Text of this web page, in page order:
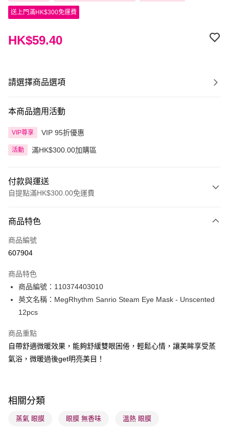
送上門滿HK$300免運費
HK$59.40
請選擇商品選項
本商品適用活動
VIP尊享 VIP 95折優惠
活動 滿HK$300.00加購區
付款與運送
自提點滿HK$300.00免運費
信用卡
Apple Pay
PayMe
WeChat Pay
送貨方式
順豐自助櫃 - 確認發貨後1-3個工作天送達
順豐站及營業點 - 確認發貨後1-3個工作天送達
商品特色
商品編號
607904
商品特色
商品編號：110374403010
英文名稱：MegRhythm Sanrio Steam Eye Mask - Unscented
12pcs
商品重點
自帶舒適微暖效果，能夠舒緩雙眼困倦，輕鬆心情，讓美眸享受蒸
氣浴，微暖過後get明亮美目！
相關分類
蒸氣 眼膜 眼膜 無香味 溫熱 眼膜